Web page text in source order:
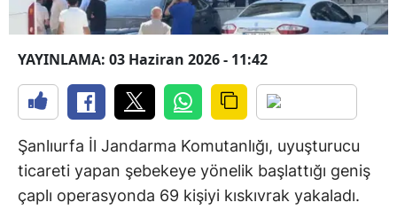
YAYINLAMA: 03 Haziran 2026 - 11:42
Şanlıurfa İl Jandarma Komutanlığı, uyuşturucu
ticareti yapan şebekeye yönelik başlattığı geniş
çaplı operasyonda 69 kişiyi kıskıvrak yakaladı.